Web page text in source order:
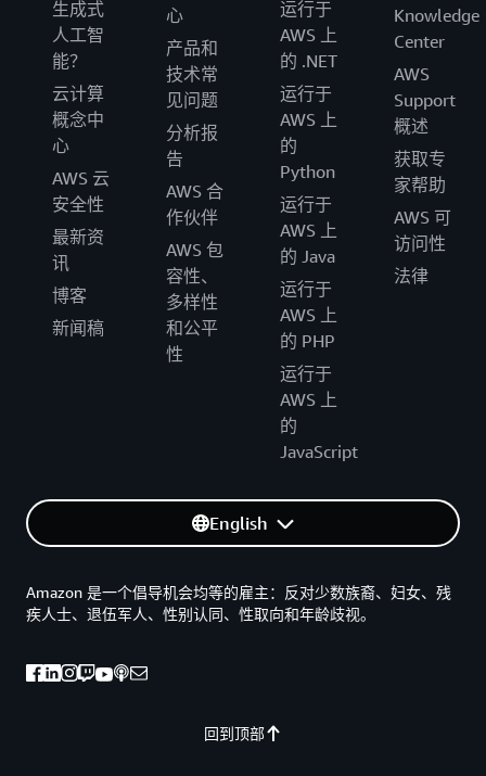
生成式
人工智
能？
云计算
概念中
心
AWS 云
安全性
最新资
讯
博客
新闻稿
心
产品和
技术常
见问题
分析报
告
AWS 合
作伙伴
AWS 包
容性、
多样性
和公平
性
运行于
AWS 上
的 .NET
运行于
AWS 上
的
Python
运行于
AWS 上
的 Java
运行于
AWS 上
的 PHP
运行于
AWS 上
的
JavaScript
Knowledge
Center
AWS
Support
概述
获取专
家帮助
AWS 可
访问性
法律
English
回到顶部
Amazon 是一个倡导机会均等的雇主：反对少数族裔、妇女、残
疾人士、退伍军人、性别认同、性取向和年龄歧视。